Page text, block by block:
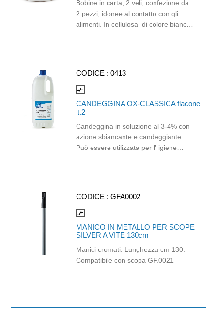
Bobine in carta, 2 veli, confezione da
2 pezzi, idonee al contatto con gli
alimenti. In cellulosa, di colore bianco
CODICE : 0413
compare_arrows
CANDEGGINA OX-CLASSICA flacone
lt.2
Candeggina in soluzione al 3-4% con
azione sbiancante e candeggiante.
Può essere utilizzata per l’ igiene
nella scheda tecnica del prodotto e di
non utilizzare il prodotto puro su
superfici tessili e in concomitanza con
altri detergenti di qualsiasi tipo.
CODICE : GFA0002
compare_arrows
MANICO IN METALLO PER SCOPE
SILVER A VITE 130cm
Manici cromati. Lunghezza cm 130.
Compatibile con scopa GF.0021